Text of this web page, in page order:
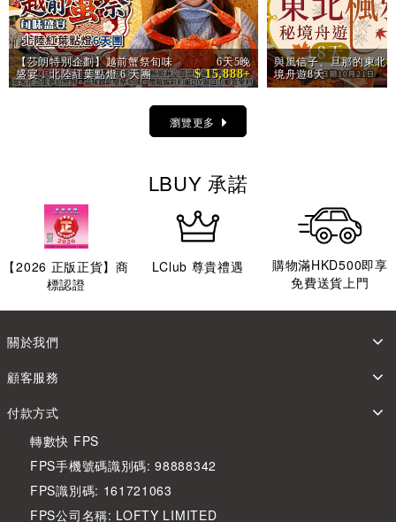
【莎朗特別企劃】越前蟹祭旬味
盛宴．北陸紅葉點燈 6 天團
6天5晚
$ 15,888+
與風信子、旦那的東北
境舟遊8天
瀏覽更多
LBUY 承諾
【2026 正版正貨】商
標認證
LClub 尊貴禮遇
購物滿HKD500即享
免費送貨上門
關於我們
顧客服務
付款方式
轉數快 FPS
FPS手機號碼識別碼: 98888342
FPS識別碼: 161721063
FPS公司名稱: LOFTY LIMITED